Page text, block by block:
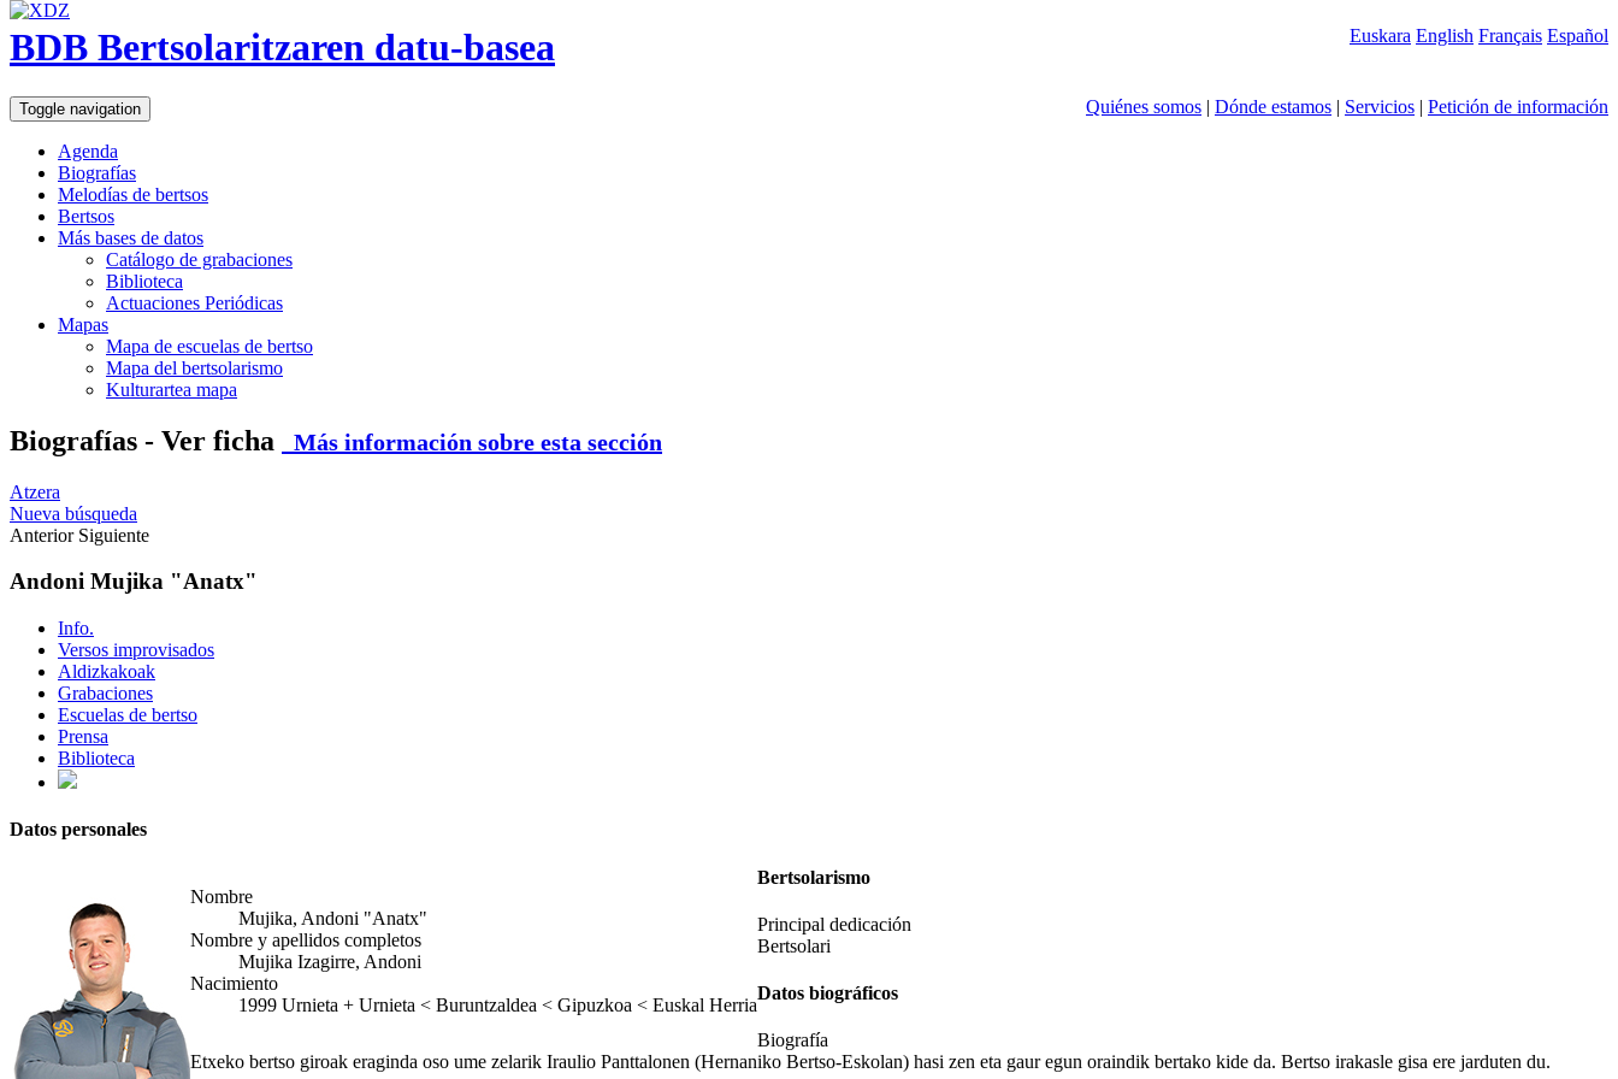
Euskara English Français Español
BDB Bertsolaritzaren datu-basea
Quiénes somos | Dónde estamos | Servicios | Petición de información
Toggle navigation
Agenda
Biografías
Melodías de bertsos
Bertsos
Más bases de datos
Catálogo de grabaciones
Biblioteca
Actuaciones Periódicas
Mapas
Mapa de escuelas de bertso
Mapa del bertsolarismo
Kulturartea mapa
Biografías - Ver ficha Más información sobre esta sección
Atzera
Nueva búsqueda
Anterior Siguiente
Andoni Mujika "Anatx"
Info.
Versos improvisados
Aldizkakoak
Grabaciones
Escuelas de bertso
Prensa
Biblioteca
Datos personales
Nombre
Mujika, Andoni "Anatx"
Nombre y apellidos completos
Mujika Izagirre, Andoni
Nacimiento
1999 Urnieta + Urnieta < Buruntzaldea < Gipuzkoa < Euskal Herria
Bertsolarismo
Principal dedicación
Bertsolari
Datos biográficos
Biografía
Etxeko bertso giroak eraginda oso ume zelarik Iraulio Panttalonen (Hernaniko Bertso-Eskolan) hasi zen eta gaur egun oraindik bertako kide da. Bertso irakasle gisa ere jarduten du.